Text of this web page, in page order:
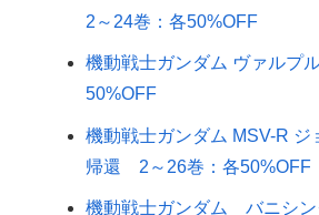
2～24巻：各50%OFF
機動戦士ガンダム ヴァルプ
50%OFF
機動戦士ガンダム MSV-R ジ
帰還 2～26巻：各50%OFF
機動戦士ガンダム バニシ